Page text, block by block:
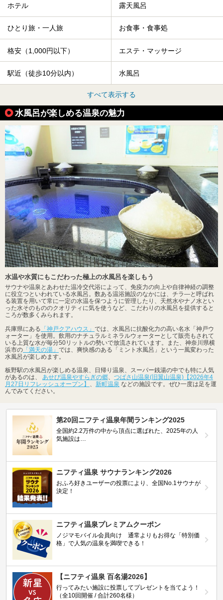
ホテル 露天風呂
ひとり旅・一人旅 お食事・食事処
格安（1,000円以下） エステ・マッサージ
駅近（徒歩10分以内） 水風呂
すべて表示する
水風呂が楽しめる温泉の魅力
水温や水質にもこだわった極上の水風呂を楽しもう
サウナや温泉とあわせた温冷交代浴によって、免疫力の向上や自律神経の調整
に役立つといわれている水風呂。数ある温浴施設のなかには、チラ―と呼ばれ
る装置を用いて常に一定の水温を保つように管理したり、天然水やナノ水とい
った水そのもののクオリティに気を使うなど、こだわりの水風呂を提供すると
ころが数多くみられます。
兵庫県にある 「神戸クアハウス」 では、水風呂に抗酸化力の高い名水「神戸ウ
ォーター」を使用。飲用のナチュラルミネラルウォーターとして販売もされて
いる上質な水が毎分50リットルの勢いで放流されています。また、神奈川県横
浜市の 「満天の湯」 では、爽快感のある「ミント水風呂」という一風変わった
水風呂が楽しめます。
板野駅の水風呂が楽しめる温泉、日帰り温泉、スーパー銭湯の中でも特に人気
があるのは、 あせび温泉やすらぎの郷
つばさ山温泉(旧翼山温泉)【2026年4
月27日リフレッシュオープン】
新町温泉 などの施設です。ぜひ一度は足を運
んでみてください。
第20回ニフティ温泉年間ランキング2025
全国約2.2万件の中から頂点に選ばれた、2025年の人
気施設は…
ニフティ温泉 サウナランキング2026
おふろ好きユーザーの投票により、全国No.1サウナが
決定！
ニフティ温泉プレミアムクーポン
ノジマモバイル会員向け 通常よりもお得な「特別価
格」で人気の温泉を満喫できる！
【ニフティ温泉 百名湯2026】
行ってみたい施設に投票してプレゼントを当てよう！
（全10回開催 / 合計260名様）